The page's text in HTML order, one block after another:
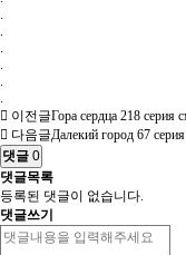
.
.
.
.
.
.
이전글Гора сердца 218 серия
다음글Далекий город 67
댓글 0
댓글목록
등록된 댓글이 없습니다.
댓글쓰기